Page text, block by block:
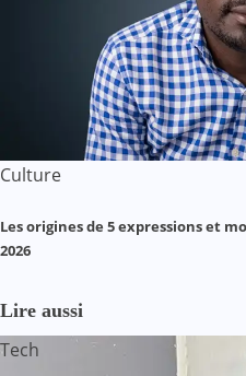
Culture
Les origines de 5 expressions et
2026
Lire aussi
Tech